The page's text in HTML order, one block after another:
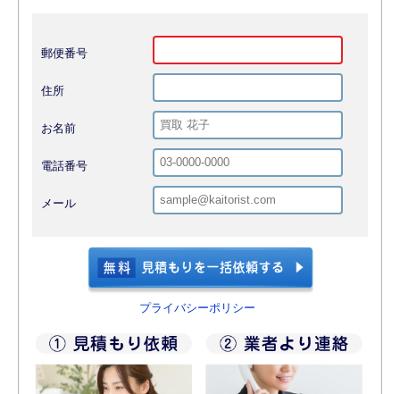
郵便番号
住所
お名前
電話番号
メール
プライバシーポリシー